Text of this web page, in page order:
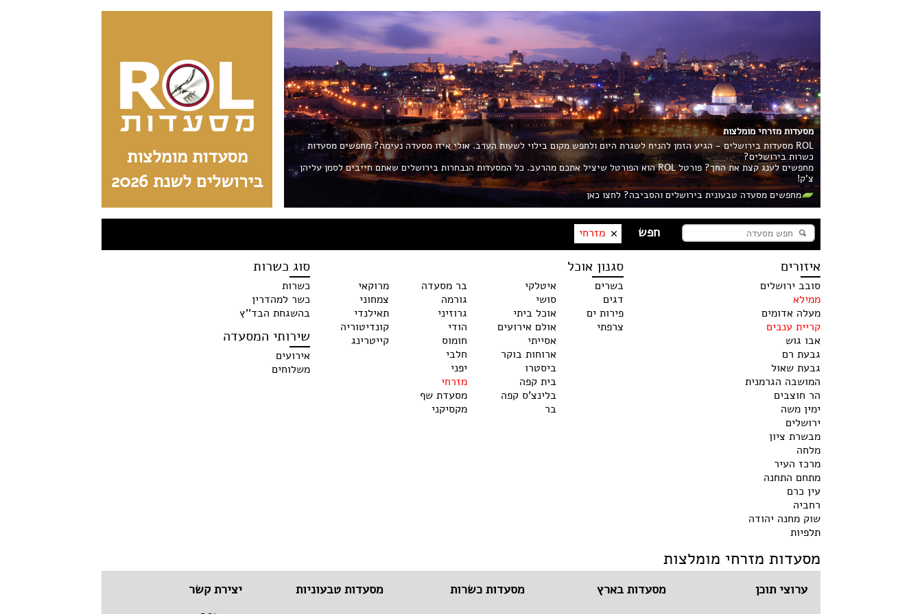
מסעדות מומלצות
בירושלים לשנת 2026
מסעדות מזרחי מומלצות
ROL מסעדות בירושלים - הגיע הזמן להניח לשגרת היום ולחפש מקום בילוי לשעות הערב. אולי איזו מסעדה נעימה? מחפשים מסעדות
כשרות בירושלים?
מחפשים לענג קצת את החך? פורטל ROL הוא הפורטל שיציל אתכם מהרעב. כל המסעדות הנבחרות בירושלים שאתם חייבים לסמן עליהן
צ'ק!
מחפשים מסעדה טבעונית בירושלים והסביבה? לחצו כאן
מזרחי
איזורים
סובב ירושלים
ממילא
מעלה אדומים
קריית ענבים
אבו גוש
גבעת רם
גבעת שאול
המושבה הגרמנית
הר חוצבים
ימין משה
ירושלים
מבשרת ציון
מלחה
מרכז העיר
מתחם התחנה
עין כרם
רחביה
שוק מחנה יהודה
תלפיות
סגנון אוכל
בשרים
דגים
פירות ים
צרפתי
איטלקי
סושי
אוכל ביתי
אולם אירועים
אסייתי
ארוחות בוקר
ביסטרו
בית קפה
בלינצ'ס קפה
בר
בר מסעדה
גורמה
גרוזיני
הודי
חומוס
חלבי
יפני
מזרחי
מסעדת שף
מקסיקני
מרוקאי
צמחוני
תאילנדי
קונדיטוריה
קייטרינג
סוג כשרות
כשרות
כשר למהדרין
בהשגחת הבד''ץ
שירותי המסעדה
אירועים
משלוחים
מסעדות מזרחי מומלצות
ערוצי תוכן מסעדות בארץ מסעדות כשרות מסעדות טבעוניות יצירת קשר